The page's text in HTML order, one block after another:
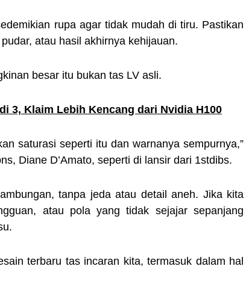
rupa agar tidak mudah di tiru. Pastikan
atau hasil akhirnya kehijauan.
besar itu bukan tas LV asli.
3, Klaim Lebih Kencang dari Nvidia H100
saturasi seperti itu dan warnanya sempurnya,”
Diane D’Amato, seperti di lansir dari 1stdibs.
tanpa jeda atau detail aneh. Jika kita
atau pola yang tidak sejajar sepanjang
terbaru tas incaran kita, termasuk dalam hal